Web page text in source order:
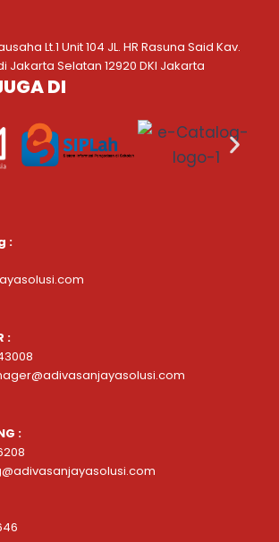
Lt.1 Unit 104 JL. HR Rasuna Said Kav.
Jakarta Selatan 12920 DKI Jakarta
DI
:
:
: